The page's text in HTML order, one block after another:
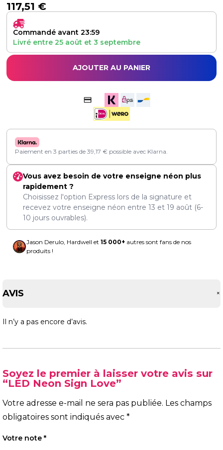
117,51 €
Commandé avant 23:59
Livré entre 25 août et 3 septembre
AJOUTER AU PANIER
Paiement en 3 parties de 39,17 € possible avec Klarna.
Vous avez besoin de votre enseigne néon plus
rapidement ?
Choisissez l'option Express lors de la signature et
recevez votre enseigne néon entre 13 et 19 août (6-
10 jours ouvrables).
Jason Derulo, Hardwell et 15 000+ autres sont fans de nos
produits !
AVIS +
Il n’y a pas encore d’avis.
Soyez le premier à laisser votre avis sur
“LED Neon Sign Love”
Votre adresse e-mail ne sera pas publiée. Les champs
obligatoires sont indiqués avec *
Votre note *